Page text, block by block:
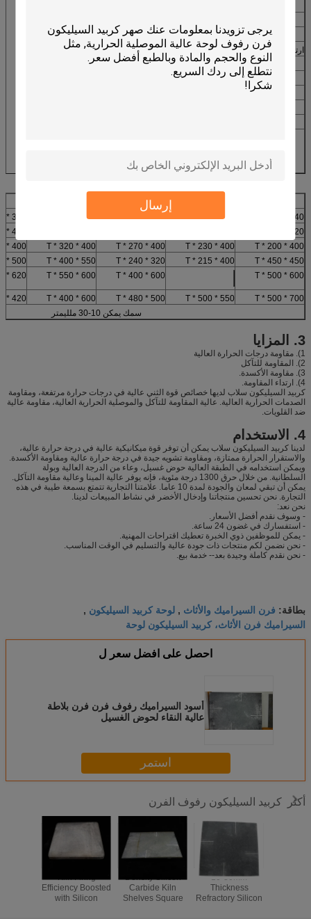
إرسال
قوة في درجة الحرارة العادية (الأم)
> 50
ارتفاع درجة الحرارة الانحناء قوة (مبا / 1400 ℃)
> 55
الباردة سحق قوة (الأم)
> 90
الانكسار تحت الحمل (℃)
أقصى درجة حرارة للخدمة (℃)
Al2O3> 99٪ (طلاء السطح)
الحجم الرئيسي من سيليكون كربيد سلاب
240 * 200 * T
295 * 295 * T
310 * 310 * T
320 * 320 * T
340 * 340 * T
320 * 300 * T
400 * 190 * T
400 * 200 * T
400 * 230 * T
400 * 270 * T
400 * 320 * T
400 * 400 * T
450 * 450 * T
400 * 215 * T
320 * 240 * T
550 * 400 * T
500 * 450 * T
600 * 500 * T
600 * 400 * T
600 * 550 * T
620 * 560 * T
700 * 500 * T
550 * 500 * T
500 * 480 * T
600 * 400 * T
420 * 400 * T
سمك يمكن 10-30 ملليمتر
3. المزايا
1). مقاومة درجات الحرارة العالية
2). المقاومة للتآكل
3). مقاومة الأكسدة.
4). ارتداء المقاومة.
كربيد السيليكون سلاب لديها خصائص قوة الثني عالية في درجات حرارة مرتفعة، ومقاومة
الصدمات الحرارية العالية. عالية المقاومة للتآكل والموصلية الحرارية العالية، مقاومة عالية
ضد القلويات.
4. الاستخدام
لدينا كربيد السيليكون سلاب يمكن أن توفر قوة ميكانيكية عالية في درجة حرارة عالية،
والاستقرار الحرارة ممتازة، ومقاومة تشويه جيدة في درجة حرارة عالية ومقاومة الأكسدة.
ويمكن استخدامه في الطبقة العالية حوض غسيل، وعاء من الدرجة العالية وبولة
السلطانية. من خلال حرق 1300 درجة مئوية، فإنه يوفر عالية المينا وعالية مقاومة التآكل.
يمكن أن تبقي لمعان والجودة لمدة 10 عاما. علامتنا التجارية تتمتع بسمعة طيبة في هذه
التجارة. نحن تحسين منتجاتنا وإدخال الأخضر في نشاط المبيعات لدينا.
نحن نعد:
- وسوف نقدم أفضل الأسعار.
- استفسارك في غضون 24 ساعة.
- يمكن للموظفين ذوي الخبرة تعطيك اقتراحات المهنية.
- نحن نضمن لكم منتجات ذات جودة عالية والتسليم في الوقت المناسب.
- نحن نقدم كاملة وجيدة بعد-- خدمة بيع.
بطاقة: فرن السيراميك والأثاث , لوحة كربيد السيليكون ,
السيراميك فرن الأثاث، كربيد السيليكون لوحة
احصل على افضل سعر ل
أسود السيراميك رفوف فرن فرن بلاطة
عالية النقاء لحوض الغسيل
استمر
أكثر كربيد السيليكون رفوف الفرن
Kiln Firing
Efficiency Boosted
with Silicon
Density Silicon
Carbide Kiln
Shelves Square
10-30mm
Thickness
Refractory Silicon